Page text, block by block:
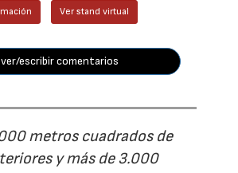
Ver stand virtual
ver/escribir comentarios
metros cuadrados de
y más de 3.000